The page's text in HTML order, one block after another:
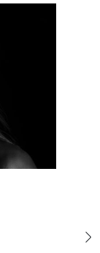
Paris,